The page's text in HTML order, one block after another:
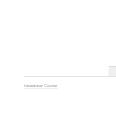
kostenloser Counter